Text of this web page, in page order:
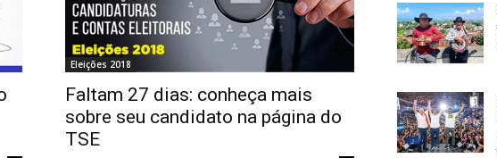
Eleições 2018
Faltam 27 dias: conheça mais
sobre seu candidato na página do
TSE